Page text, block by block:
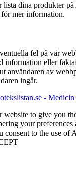
lista dina produkter på
mer information.
fel på vår
information eller
användaren av
ingår.
-
website to give you
your
consent to the use of